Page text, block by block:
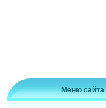
Меню сайта